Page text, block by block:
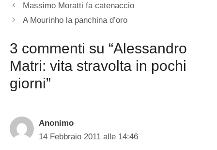
Massimo Moratti fa catenaccio
A Mourinho la panchina d’oro
3 commenti su “Alessandro
Matri: vita stravolta in pochi
giorni”
Anonimo
14 Febbraio 2011 alle 14:46